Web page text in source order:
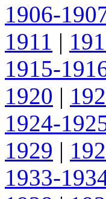
1906-
1911 |
1915-
1920 |
1924-
1929 |
1933-